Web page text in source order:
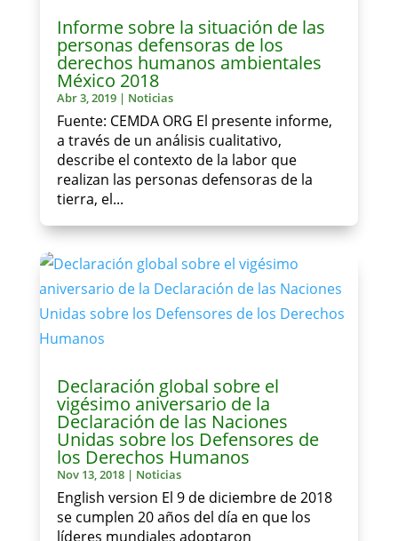
Informe sobre la situación de las
personas defensoras de los
derechos humanos ambientales
México 2018
Abr 3, 2019| Noticias
Fuente: CEMDA ORG El presente informe,
a través de un análisis cualitativo,
describe el contexto de la labor que
realizan las personas defensoras de la
tierra, el...
Declaración global sobre el
vigésimo aniversario de la
Declaración de las Naciones
Unidas sobre los Defensores de
los Derechos Humanos
Nov 13, 2018| Noticias
English version El 9 de diciembre de 2018
se cumplen 20 años del día en que los
líderes mundiales adoptaron